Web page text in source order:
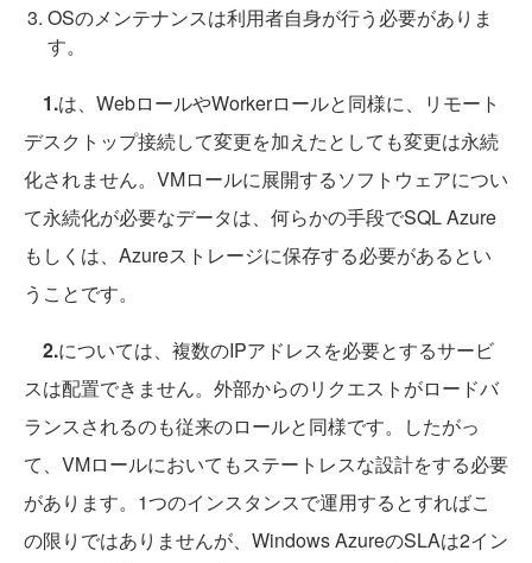
OSのメンテナンスは利用者自身が行う必要がありま
す。
1.は、WebロールやWorkerロールと同様に、リモート
デスクトップ接続して変更を加えたとしても変更は永続
化されません。VMロールに展開するソフトウェアについ
て永続化が必要なデータは、何らかの手段でSQL Azure
もしくは、Azureストレージに保存する必要があるとい
うことです。
2.については、複数のIPアドレスを必要とするサービ
スは配置できません。外部からのリクエストがロードバ
ランスされるのも従来のロールと同様です。したがっ
て、VMロールにおいてもステートレスな設計をする必要
があります。1つのインスタンスで運用するとすればこ
の限りではありませんが、Windows AzureのSLAは2イン